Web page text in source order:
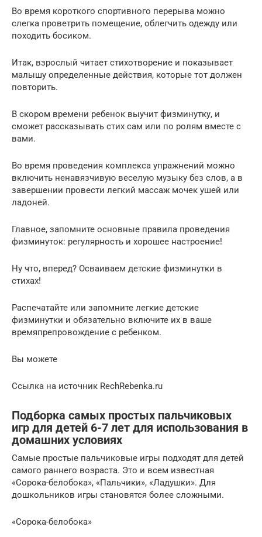
Во время короткого спортивного перерыва можно
слегка проветрить помещение, облегчить одежду или
походить босиком.
Итак, взрослый читает стихотворение и показывает
малышу определенные действия, которые тот должен
повторить.
В скором времени ребенок выучит физминутку, и
сможет рассказывать стих сам или по ролям вместе с
вами.
Во время проведения комплекса упражнений можно
включить ненавязчивую веселую музыку без слов, а в
завершении провести легкий массаж мочек ушей или
ладоней.
Главное, запомните основные правила проведения
физминуток: регулярность и хорошее настроение!
Ну что, вперед? Осваиваем детские физминутки в
стихах!
Распечатайте или запомните легкие детские
физминутки и обязательно включите их в ваше
времяпрепровождение с ребенком.
Вы можете
Ссылка на источник RechRebenka.ru
Подборка самых простых пальчиковых
игр для детей 6-7 лет для использования в
домашних условиях
Самые простые пальчиковые игры подходят для детей
самого раннего возраста. Это и всем известная
«Сорока-белобока», «Пальчики», «Ладушки». Для
дошкольников игры становятся более сложными.
«Сорока-белобока»